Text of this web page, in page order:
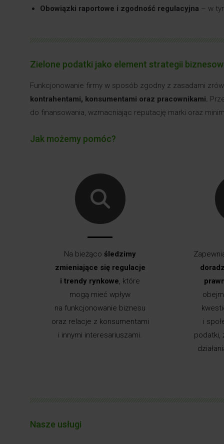
Obowiązki raportowe i zgodność regulacyjna – w
Zielone podatki jako element strategii
Funkcjonowanie firmy w sposób zgodny z zasadami
kontrahentami, konsumentami oraz pracownikami.
do finansowania, wzmacniając reputację marki oraz
Jak możemy pomóc?
Na bieżąco śledzimy
zmieniające się regulacje
i trendy rynkowe, które
mogą mieć wpływ
na funkcjonowanie biznesu
oraz relacje z konsumentami
i innymi interesariuszami.
i
podatki,
Nasze usługi
Naszym rozwiązaniem jest
taksonomia inwestycji!
Oferujemy wsparcie w przygotowaniu się
do wdrożenia wymogów taksonomii,
Zobacz #WIĘCEJ